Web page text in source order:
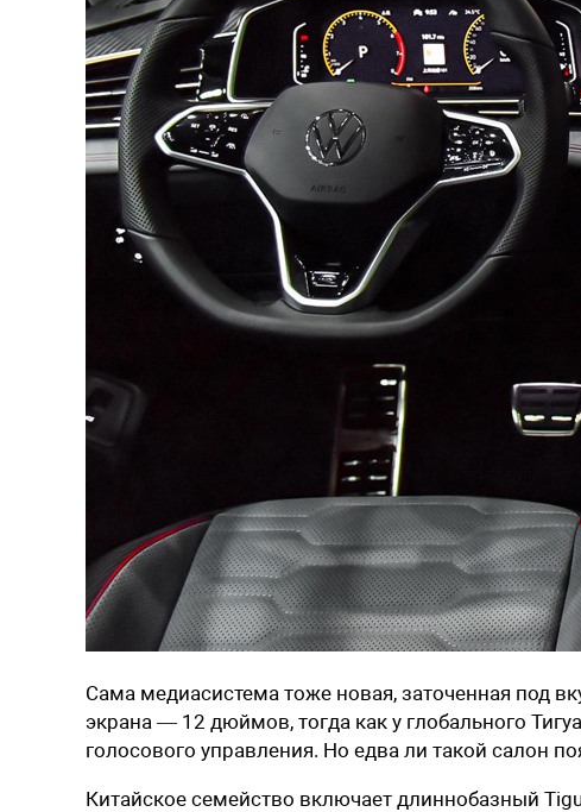
Сама медиасистема тоже новая, заточенная под
экрана — 12 дюймов, тогда как у глобального
голосового управления. Но едва ли такой салон
Китайское семейство включает длиннобазный